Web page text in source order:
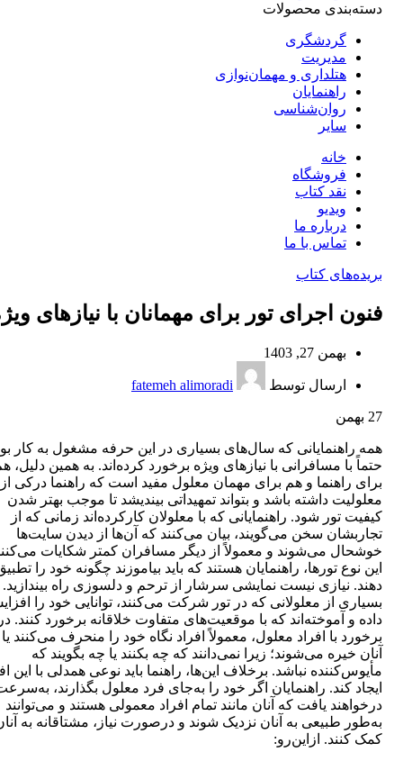
دسته‌بندی محصولات
گردشگری
مدیریت
هتلداری و مهمان‌نوازی
راهنمایان
روان‌شناسی
سایر
خانه
فروشگاه
نقد کتاب
ویدیو
درباره‌ ما
تماس با ما
بریده‌های کتاب
فنون اجرای تور برای مهمانان با نیازهای
بهمن 27, 1403
ارسال توسط fatemeh alimoradi
27 بهمن
همه راهنمایانی که سال‌های بسیاری در این حرفه مشغول به کار
حتماً با مسافرانی با نیازهای ویژه برخورد کرده‌اند. به همین دلیل،
برای راهنما و هم برای مهمان معلول مفید است که راهنما درکی از
معلولیت داشته باشد و بتواند تمهیداتی بیندیشد تا موجب بهتر شدن
کیفیت تور شود. راهنمایانی که با معلولان کارکرده‌اند زمانی که از
تجاربشان سخن می‌گویند، بیان می‌کنند که آن‌ها از دیدن سایت‌ها
خوشحال می‌شوند و معمولاً از دیگر مسافران کمتر شکایات
این نوع تورها، راهنمایان هستند که باید بیاموزند چگونه خود را
دهند. نیازی نیست نمایشی سرشار از ترحم و دلسوزی راه بیندازید.
بسیاری از معلولانی که در تور شرکت می‌کنند، توانایی خود را
داده‌ و آموخته‌اند که با موقعیت‌های متفاوت خلاقانه برخورد کنند.
برخورد با افراد معلول، معمولاً افراد نگاه خود را منحرف می‌کنند یا
آنان خیره می‌شوند؛ زیرا نمی‌دانند که چه بکنند یا چه بگویند که
مأیوس‌کننده نباشد. برخلاف این‌ها، راهنما باید نوعی همدلی با این
ایجاد کند. راهنمایان اگر خود را به‌جای فرد معلول بگذارند،
درخواهند یافت که آنان مانند تمام افراد معمولی هستند و می‌توانند
به‌طور طبیعی به آنان نزدیک شوند و درصورت نیاز، مشتاقانه به
کمک کنند. ازاین‌رو: